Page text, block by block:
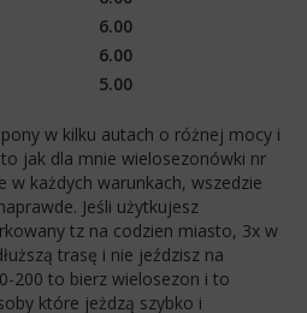
6.00
6.00
5.00
w kilku autach o różnej mocy i
jak dla mnie wielosezonówki nr
w każdych warunkach, wszedzie
Jeśli użytkujesz
tz na codzien miasto, 3x w
trasę i nie jeździsz na
200 to bierz wielosezon i to
które jeżdzą szybko i